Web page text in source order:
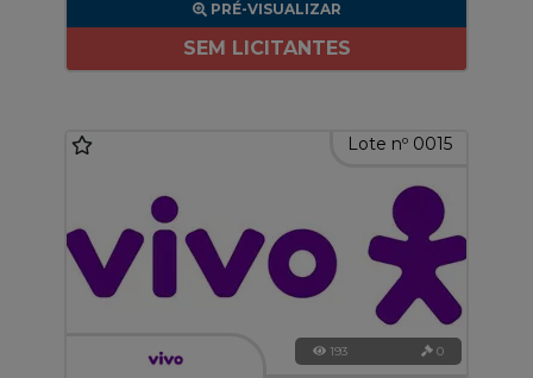
PRÉ-VISUALIZAR
SEM LICITANTES
Lote nº 0015
193 0